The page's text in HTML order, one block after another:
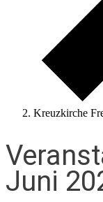
Kreuzkirche
Juni